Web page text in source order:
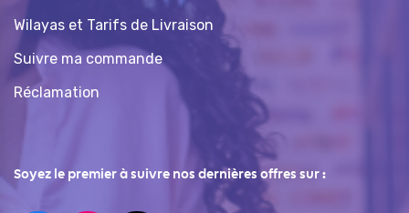
Wilayas et Tarifs de Livraison
Suivre ma commande
Réclamation
Soyez le premier à suivre nos dernières offres sur :